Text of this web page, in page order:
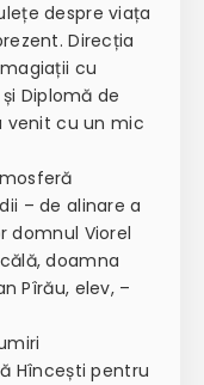
despre viața
Direcția
cu
Diplomă de
venit cu un mic
– de alinare a
domnul Viorel
doamna
Pîrău, elev, –
Hîncești pentru